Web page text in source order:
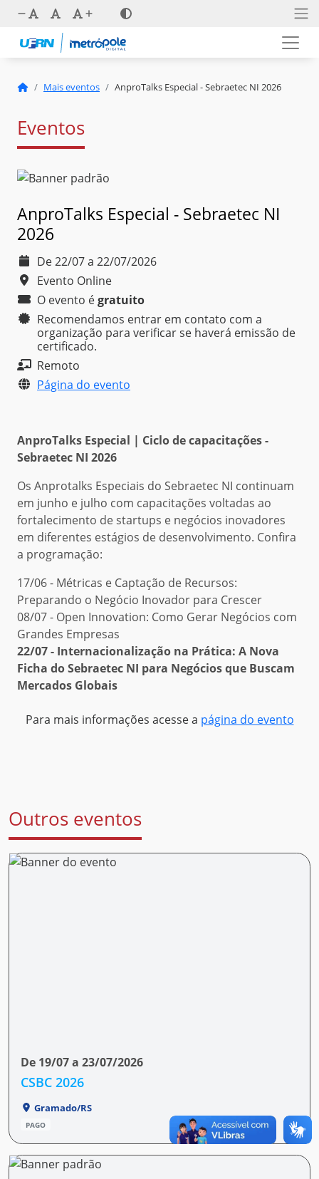
Mais eventos AnproTalks Especial - Sebraetec NI 2026
Eventos
AnproTalks Especial - Sebraetec NI
2026
De 22/07 a 22/07/2026
Evento Online
O evento égratuito
Recomendamos entrar em contato com a
organização para verificar se haverá emissão de
certificado.
Remoto
Página do evento
AnproTalks Especial | Ciclo de capacitações -
Sebraetec NI 2026
Os Anprotalks Especiais do Sebraetec NI continuam
em junho e julho com capacitações voltadas ao
fortalecimento de startups e negócios inovadores
em diferentes estágios de desenvolvimento. Confira
a programação:
17/06 - Métricas e Captação de Recursos:
Preparando o Negócio Inovador para Crescer
08/07 - Open Innovation: Como Gerar Negócios com
Grandes Empresas
22/07 - Internacionalização na Prática: A Nova
Ficha do Sebraetec NI para Negócios que Buscam
Mercados Globais
Para mais informações acesse a página do evento
Outros eventos
De 19/07 a 23/07/2026
CSBC 2026
Gramado/RS
PAGO